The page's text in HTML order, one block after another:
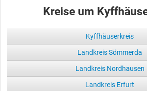
Kreise um
Kyffhäuserkreis
Landkreis Sömmerda
Landkreis Nordhausen
Landkreis Erfurt